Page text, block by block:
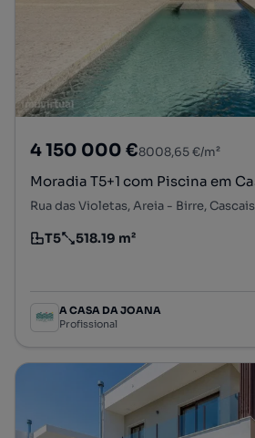
4 150 000 €8008,65 €/m²
Moradia T5+1 com Piscina em
Tipologia
T5
Preço por metro quadrado
518.19 m²
A CASA DA JOANA
Profissional